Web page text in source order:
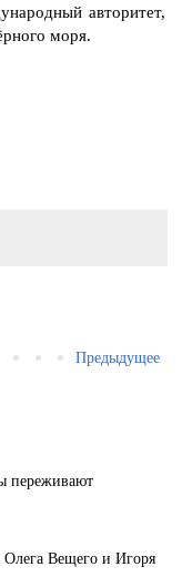
авторитет,
моря.
Предыдущее
переживают
Олега Вещего и Игоря